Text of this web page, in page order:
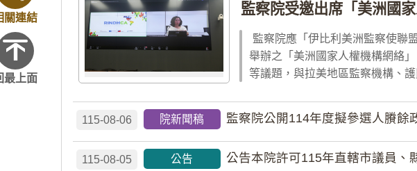
關連結
最上面
監察院受邀出席「美洲國
監察院應「伊比利美洲監察使聯
舉辦之「美洲國家人權機構網絡
等議題，與拉美地區監察機構、
115-08-06 院新聞稿 監察院公開114年度擬參選人賸餘
115-08-05 公告 公告本院許可115年直轄市議員、